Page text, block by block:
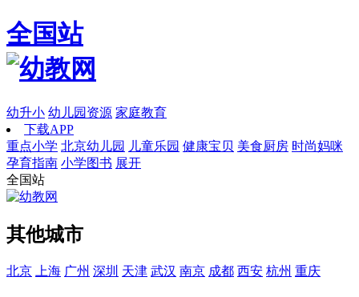
全国站
幼升小 幼儿园资源 家庭教育
下载APP
重点小学 北京幼儿园 儿童乐园 健康宝贝 美食厨房 时尚妈咪
孕育指南 小学图书 展开
全国站
其他城市
北京 上海 广州 深圳 天津 武汉 南京 成都 西安 杭州 重庆